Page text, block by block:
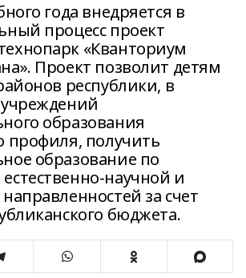
года внедряется в
процесс проект
«Кванториум
Проект позволит детям
республики, в
образования
профиля, получить
образование по
научной и
за счет
бюджета.